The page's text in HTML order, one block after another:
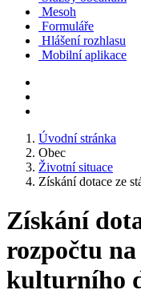
Mesoh
Formuláře
Hlášení rozhlasu
Mobilní aplikace
Úvodní stránka
Obec
Životní situace
Získání dotace ze
Získání
rozpočtu
kulturního